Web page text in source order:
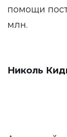
помощи
млн.
Николь